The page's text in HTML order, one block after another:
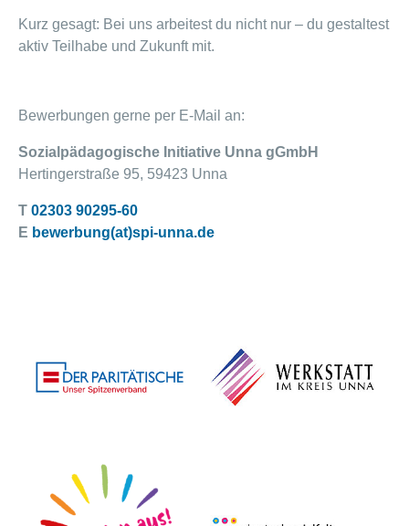
Kurz gesagt: Bei uns arbeitest du nicht nur – du gestaltest
aktiv Teilhabe und Zukunft mit.
Bewerbungen gerne per E-Mail an:
Sozialpädagogische Initiative Unna gGmbH
Hertingerstraße 95, 59423 Unna
T 02303 90295-60
E bewerbung(at)spi-unna.de